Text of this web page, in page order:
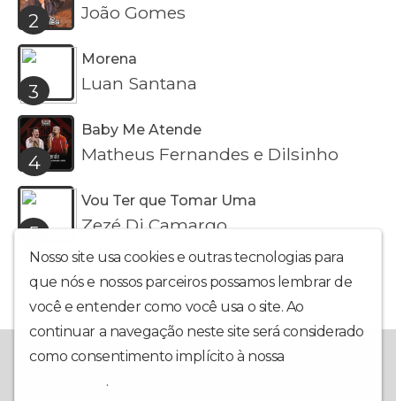
2 João Gomes
3
Morena
Luan Santana
4
Baby Me Atende
Matheus Fernandes e Dilsinho
5
Vou Ter que Tomar Uma
Zezé Di Camargo
Nosso site usa cookies e outras tecnologias para
que nós e nossos parceiros possamos lembrar de
você e entender como você usa o site. Ao
continuar a navegação neste site será considerado
como consentimento implícito à nossa
.
A primeira rádio FM de Iguatu. Se você canta, a Antena toca!